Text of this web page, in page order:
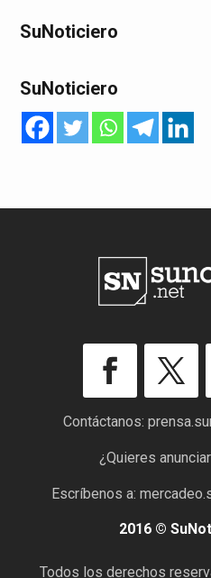
SuNoticiero
SuNoticiero
Contáctanos:
¿Quieres
Escríbenos a:
2016 ©
Todos los derechos